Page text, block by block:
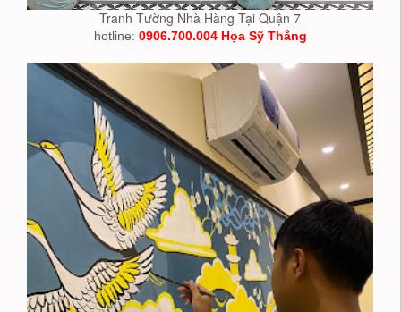
Tranh Tường Nhà Hàng Tại Quận 7
hotline: 0906.700.004 Họa Sỹ Thắng